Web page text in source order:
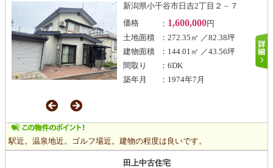
新潟県小千谷市日吉2丁目２－７
価格
： 1,600,000円
土地面積
：272.35㎡ ／82.38坪
建物面積
：144.01㎡ ／43.56坪
間取り
：6DK
築年月
：1974年7月
駅近。温泉地近。ゴルフ場近。建物の程度は良いです。
田上中古住宅